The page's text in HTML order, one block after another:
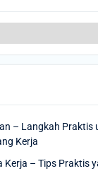
– Langkah Praktis
Kerja
Kerja – Tips Praktis